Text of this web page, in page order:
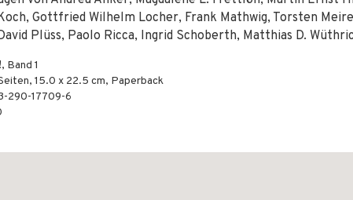
Gottfried Wilhelm Locher, Frank Mathwig, Torsten
Plüss, Paolo Ricca, Ingrid Schoberth, Matthias D.
1
15.0 x 22.5 cm, Paperback
290-17709-6